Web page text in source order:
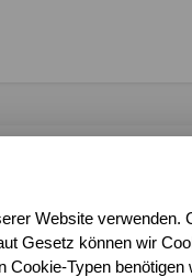
Website verwenden.
Gesetz können wir
Cookie-Typen benötigen